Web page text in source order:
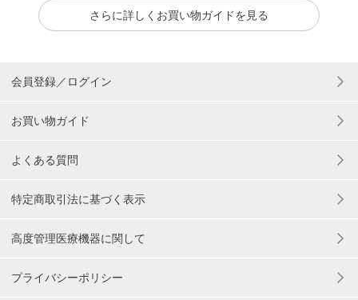
さらに詳しくお買い物ガイドを見る
会員登録／ログイン
お買い物ガイド
よくある質問
特定商取引法に基づく表示
高度管理医療機器に関して
プライバシーポリシー